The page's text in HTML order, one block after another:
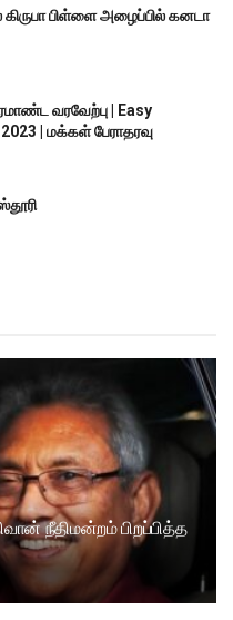
கிருபா பிள்ளை அழைப்பில் கனடா
வரவேற்பு | Easy
| மக்கள் பேராதரவு
நீதிமன்றம் பிறப்பித்த